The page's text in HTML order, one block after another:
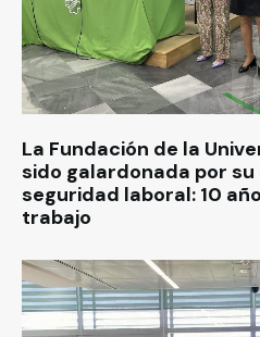
La Fundación de la
sido galardonada por su
seguridad laboral: 10
trabajo